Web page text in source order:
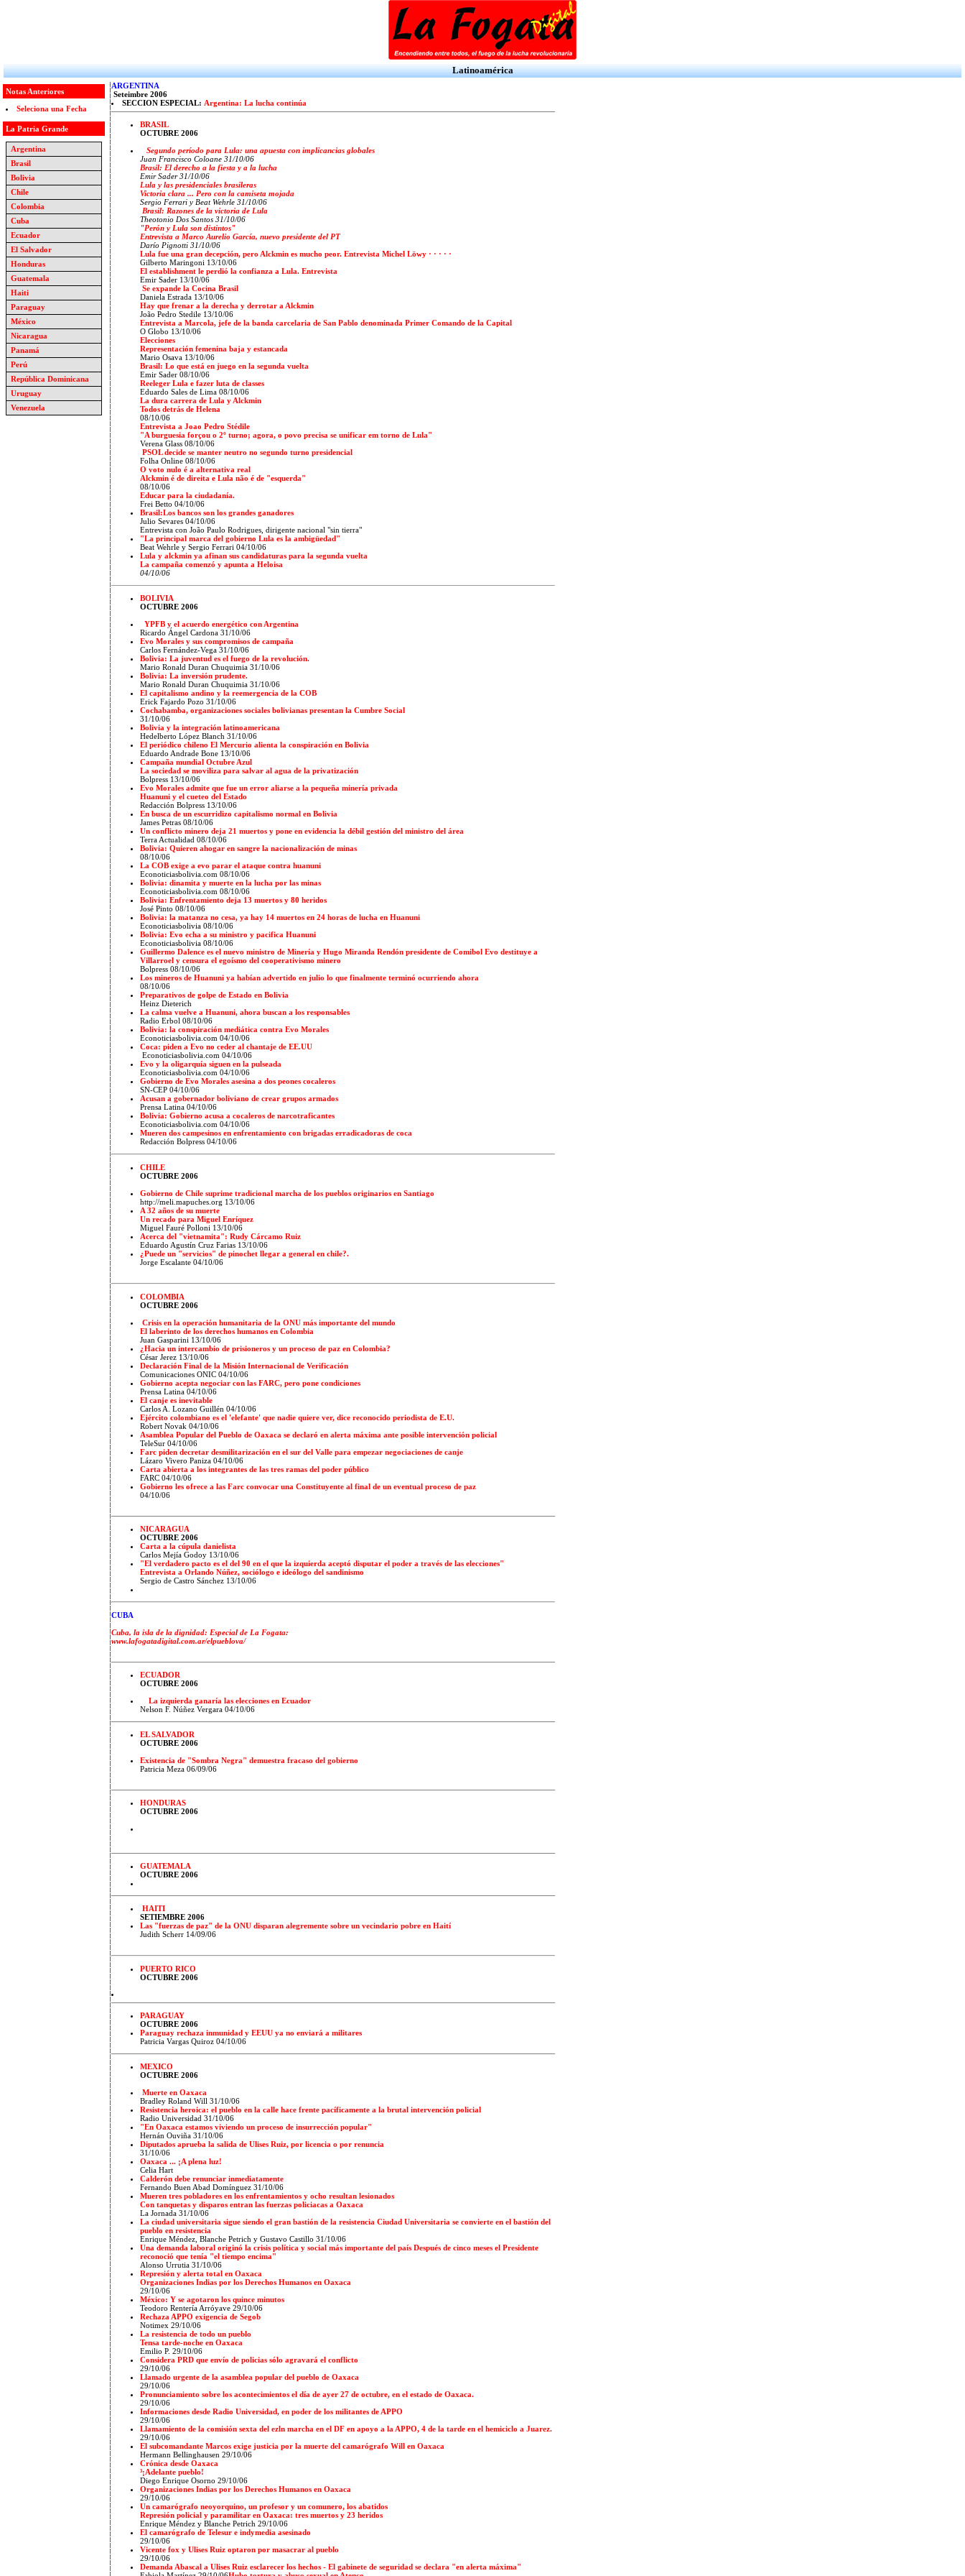
Latinoamérica
Notas Anteriores
Seleciona una Fecha
La Patria Grande
Argentina
Brasil
Bolivia
Chile
Colombia
Cuba
Ecuador
El Salvador
Honduras
Guatemala
Haiti
Paraguay
México
Nicaragua
Panamá
Perú
República Dominicana
Uruguay
Venezuela
ARGENTINA
Seteimbre 2006
SECCION ESPECIAL: Argentina: La lucha continúa
BRASIL
OCTUBRE 2006
Segundo período para Lula: una apuesta con implicancias globales
Juan Francisco Coloane 31/10/06
Brasil: El derecho a la fiesta y a la lucha
Emir Sader 31/10/06
Lula y las presidenciales brasileras
Victoria clara ... Pero con la camiseta mojada
Sergio Ferrari y Beat Wehrle 31/10/06
Brasil: Razones de la victoria de Lula
Theotonio Dos Santos 31/10/06
"Perón y Lula son distintos"
Entrevista a Marco Aurelio García, nuevo presidente del PT
Darío Pignotti 31/10/06
Lula fue una gran decepción, pero Alckmin es mucho peor. Entrevista Michel Löwy · · · · ·
Gilberto Maringoni 13/10/06
El establishment le perdió la confianza a Lula. Entrevista
Emir Sader 13/10/06
Se expande la Cocina Brasil
Daniela Estrada 13/10/06
Hay que frenar a la derecha y derrotar a Alckmin
João Pedro Stedile 13/10/06
Entrevista a Marcola, jefe de la banda carcelaria de San Pablo denominada Primer Comando de la Capital
O Globo 13/10/06
Elecciones
Representación femenina baja y estancada
Mario Osava 13/10/06
Brasil: Lo que está en juego en la segunda vuelta
Emir Sader 08/10/06
Reeleger Lula e fazer luta de classes
Eduardo Sales de Lima 08/10/06
La dura carrera de Lula y Alckmin
Todos detrás de Helena
08/10/06
Entrevista a Joao Pedro Stédile
"A burguesia forçou o 2º turno; agora, o povo precisa se unificar em torno de Lula"
Verena Glass 08/10/06
PSOL decide se manter neutro no segundo turno presidencial
Folha Online 08/10/06
O voto nulo é a alternativa real
Alckmin é de direita e Lula não é de "esquerda"
08/10/06
Educar para la ciudadanía.
Frei Betto 04/10/06
Brasil:Los bancos son los grandes ganadores
Julio Sevares 04/10/06
Entrevista con João Paulo Rodrigues, dirigente nacional "sin tierra"
"La principal marca del gobierno Lula es la ambigüedad"
Beat Wehrle y Sergio Ferrari 04/10/06
Lula y alckmin ya afinan sus candidaturas para la segunda vuelta
La campaña comenzó y apunta a Heloisa
04/10/06
BOLIVIA
OCTUBRE 2006
YPFB y el acuerdo energético con Argentina
Ricardo Ángel Cardona 31/10/06
Evo Morales y sus compromisos de campaña
Carlos Fernández-Vega 31/10/06
Bolivia: La juventud es el fuego de la revolución.
Mario Ronald Duran Chuquimia 31/10/06
Bolivia: La inversión prudente.
Mario Ronald Duran Chuquimia 31/10/06
El capitalismo andino y la reemergencia de la COB
Erick Fajardo Pozo 31/10/06
Cochabamba, organizaciones sociales bolivianas presentan la Cumbre Social
31/10/06
Bolivia y la integración latinoamericana
Hedelberto López Blanch 31/10/06
El periódico chileno El Mercurio alienta la conspiración en Bolivia
Eduardo Andrade Bone 13/10/06
Campaña mundial Octubre Azul
La sociedad se moviliza para salvar al agua de la privatización
Bolpress 13/10/06
Evo Morales admite que fue un error aliarse a la pequeña minería privada
Huanuni y el cueteo del Estado
Redacción Bolpress 13/10/06
En busca de un escurridizo capitalismo normal en Bolivia
James Petras 08/10/06
Un conflicto minero deja 21 muertos y pone en evidencia la débil gestión del ministro del área
Terra Actualidad 08/10/06
Bolivia: Quieren ahogar en sangre la nacionalización de minas
08/10/06
La COB exige a evo parar el ataque contra huanuni
Econoticiasbolivia.com 08/10/06
Bolivia: dinamita y muerte en la lucha por las minas
Econoticiasbolivia.com 08/10/06
Bolivia: Enfrentamiento deja 13 muertos y 80 heridos
José Pinto 08/10/06
Bolivia: la matanza no cesa, ya hay 14 muertos en 24 horas de lucha en Huanuni
Econoticiasbolivia 08/10/06
Bolivia: Evo echa a su ministro y pacifica Huanuni
Econoticiasbolivia 08/10/06
Guillermo Dalence es el nuevo ministro de Minería y Hugo Miranda Rendón presidente de Comibol Evo destituye a
Villarroel y censura el egoísmo del cooperativismo minero
Bolpress 08/10/06
Los mineros de Huanuni ya habían advertido en julio lo que finalmente terminó ocurriendo ahora
08/10/06
Preparativos de golpe de Estado en Bolivia
Heinz Dieterich
La calma vuelve a Huanuni, ahora buscan a los responsables
Radio Erbol 08/10/06
Bolivia: la conspiración mediática contra Evo Morales
Econoticiasbolivia.com 04/10/06
Coca: piden a Evo no ceder al chantaje de EE.UU
Econoticiasbolivia.com 04/10/06
Evo y la oligarquía siguen en la pulseada
Econoticiasbolivia.com 04/10/06
Gobierno de Evo Morales asesina a dos peones cocaleros
SN-CEP 04/10/06
Acusan a gobernador boliviano de crear grupos armados
Prensa Latina 04/10/06
Bolivia: Gobierno acusa a cocaleros de narcotraficantes
Econoticiasbolivia.com 04/10/06
Mueren dos campesinos en enfrentamiento con brigadas erradicadoras de coca
Redacción Bolpress 04/10/06
CHILE
OCTUBRE 2006
Gobierno de Chile suprime tradicional marcha de los pueblos originarios en Santiago
http://meli.mapuches.org 13/10/06
A 32 años de su muerte
Un recado para Miguel Enríquez
Miguel Fauré Polloni 13/10/06
Acerca del "vietnamita": Rudy Cárcamo Ruiz
Eduardo Agustín Cruz Farias 13/10/06
¿Puede un "servicios" de pinochet llegar a general en chile?.
Jorge Escalante 04/10/06
COLOMBIA
OCTUBRE 2006
Crisis en la operación humanitaria de la ONU más importante del mundo
El laberinto de los derechos humanos en Colombia
Juan Gasparini 13/10/06
¿Hacia un intercambio de prisioneros y un proceso de paz en Colombia?
César Jerez 13/10/06
Declaración Final de la Misión Internacional de Verificación
Comunicaciones ONIC 04/10/06
Gobierno acepta negociar con las FARC, pero pone condiciones
Prensa Latina 04/10/06
El canje es inevitable
Carlos A. Lozano Guillén 04/10/06
Ejército colombiano es el 'elefante' que nadie quiere ver, dice reconocido periodista de E.U.
Robert Novak 04/10/06
Asamblea Popular del Pueblo de Oaxaca se declaró en alerta máxima ante posible intervención policial
TeleSur 04/10/06
Farc piden decretar desmilitarización en el sur del Valle para empezar negociaciones de canje
Lázaro Vivero Paniza 04/10/06
Carta abierta a los integrantes de las tres ramas del poder público
FARC 04/10/06
Gobierno les ofrece a las Farc convocar una Constituyente al final de un eventual proceso de paz
04/10/06
NICARAGUA
OCTUBRE 2006
Carta a la cúpula danielista
Carlos Mejía Godoy 13/10/06
"El verdadero pacto es el del 90 en el que la izquierda aceptó disputar el poder a través de las elecciones"
Entrevista a Orlando Núñez, sociólogo e ideólogo del sandinismo
Sergio de Castro Sánchez 13/10/06
CUBA
Cuba, la isla de la dignidad: Especial de La Fogata:
www.lafogatadigital.com.ar/elpueblova/
ECUADOR
OCTUBRE 2006
La izquierda ganaría las elecciones en Ecuador
Nelson F. Núñez Vergara 04/10/06
EL SALVADOR
OCTUBRE 2006
Existencia de "Sombra Negra" demuestra fracaso del gobierno
Patricia Meza 06/09/06
HONDURAS
OCTUBRE 2006
GUATEMALA
OCTUBRE 2006
HAITI
SETIEMBRE 2006
Las "fuerzas de paz" de la ONU disparan alegremente sobre un vecindario pobre en Haití
Judith Scherr 14/09/06
PUERTO RICO
OCTUBRE 2006
PARAGUAY
OCTUBRE 2006
Paraguay rechaza inmunidad y EEUU ya no enviará a militares
Patricia Vargas Quiroz 04/10/06
MEXICO
OCTUBRE 2006
Muerte en Oaxaca
Bradley Roland Will 31/10/06
Resistencia heroica: el pueblo en la calle hace frente pacíficamente a la brutal intervención policial
Radio Universidad 31/10/06
"En Oaxaca estamos viviendo un proceso de insurrección popular"
Hernán Ouviña 31/10/06
Diputados aprueba la salida de Ulises Ruiz, por licencia o por renuncia
31/10/06
Oaxaca ... ¡A plena luz!
Celia Hart
Calderón debe renunciar inmediatamente
Fernando Buen Abad Domínguez 31/10/06
Mueren tres pobladores en los enfrentamientos y ocho resultan lesionados
Con tanquetas y disparos entran las fuerzas policiacas a Oaxaca
La Jornada 31/10/06
La ciudad universitaria sigue siendo el gran bastión de la resistencia Ciudad Universitaria se convierte en el bastión del
pueblo en resistencia
Enrique Méndez, Blanche Petrich y Gustavo Castillo 31/10/06
Una demanda laboral originó la crisis política y social más importante del país Después de cinco meses el Presidente
reconoció que tenía "el tiempo encima"
Alonso Urrutia 31/10/06
Represión y alerta total en Oaxaca
Organizaciones Indias por los Derechos Humanos en Oaxaca
29/10/06
México: Y se agotaron los quince minutos
Teodoro Rentería Arróyave 29/10/06
Rechaza APPO exigencia de Segob
Notimex 29/10/06
La resistencia de todo un pueblo
Tensa tarde-noche en Oaxaca
Emilio P. 29/10/06
Considera PRD que envío de policias sólo agravará el conflicto
29/10/06
Llamado urgente de la asamblea popular del pueblo de Oaxaca
29/10/06
Pronunciamiento sobre los acontecimientos el día de ayer 27 de octubre, en el estado de Oaxaca.
29/10/06
Informaciones desde Radio Universidad, en poder de los militantes de APPO
29/10/06
Llamamiento de la comisión sexta del ezln marcha en el DF en apoyo a la APPO, 4 de la tarde en el hemiciclo a Juarez.
29/10/06
El subcomandante Marcos exige justicia por la muerte del camarógrafo Will en Oaxaca
Hermann Bellinghausen 29/10/06
Crónica desde Oaxaca
³¡Adelante pueblo!
Diego Enrique Osorno 29/10/06
Organizaciones Indias por los Derechos Humanos en Oaxaca
29/10/06
Un camarógrafo neoyorquino, un profesor y un comunero, los abatidos
Represión policial y paramilitar en Oaxaca: tres muertos y 23 heridos
Enrique Méndez y Blanche Petrich 29/10/06
El camarógrafo de Telesur e indymedia asesinado
29/10/06
Vicente fox y Ulises Ruiz optaron por masacrar al pueblo
29/10/06
Demanda Abascal a Ulises Ruiz esclarecer los hechos - El gabinete de seguridad se declara "en alerta máxima"